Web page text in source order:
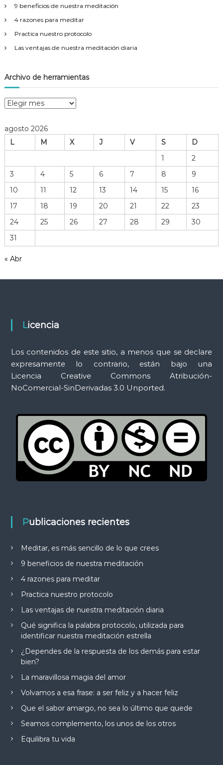
9 beneficios de nuestra meditación
4 razones para meditar
Practica nuestro protocolo
Las ventajas de nuestra meditación diaria
Archivo de herramientas
A
h
o
h
r
r
m
i
n
agosto 2026
L
M X J V S
D
1
2
3
4 5 6 7 8
9
10
11 12 13 14 15
16
17
18 19 20 21 22
23
24
25 26 27 28 29
30
31
« Abr
Licencia
Los contenidos de este sitio, a menos que se declare
expresamente lo contrario, están bajo una
Licencia Creative Commons Atribución-
NoComercial-SinDerivadas 3.0 Unported.
Publicaciones recientes
Meditar, es más sencillo de lo que crees
9 beneficios de nuestra meditación
4 razones para meditar
Practica nuestro protocolo
Las ventajas de nuestra meditación diaria
Qué significa la palabra protocolo, utilizada para
identificar nuestra meditación estrella
¿Dependes de la respuesta de los demás para estar
bien?
La maravillosa magia del amor
Volvamos a esa frase: a ser feliz y a hacer feliz
Que el sabor amargo, no sea lo último que quede
Seamos complemento, los unos de los otros
Equilibra tu vida